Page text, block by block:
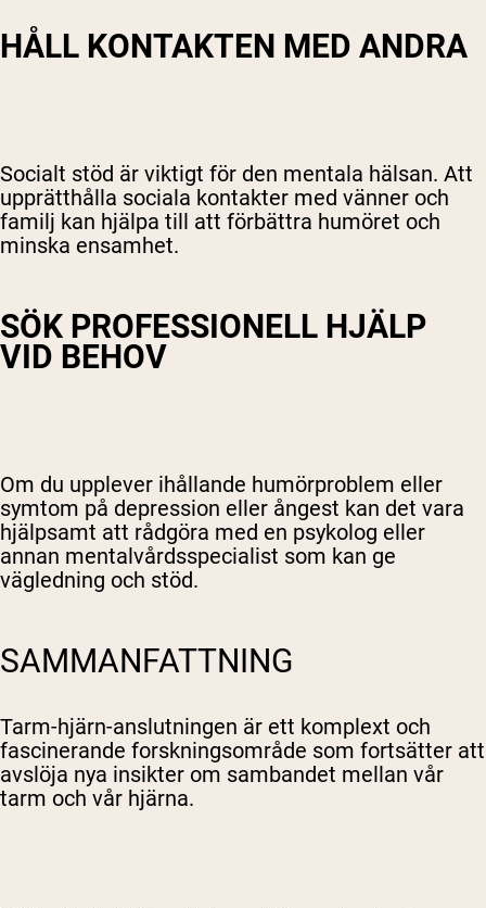
HÅLL KONTAKTEN MED ANDRA
Socialt stöd är viktigt för den mentala hälsan. Att
upprätthålla sociala kontakter med vänner och
familj kan hjälpa till att förbättra humöret och
minska ensamhet.
SÖK PROFESSIONELL HJÄLP
VID BEHOV
Om du upplever ihållande humörproblem eller
symtom på depression eller ångest kan det vara
hjälpsamt att rådgöra med en psykolog eller
annan mentalvårdsspecialist som kan ge
vägledning och stöd.
SAMMANFATTNING
Tarm-hjärn-anslutningen är ett komplext och
fascinerande forskningsområde som fortsätter att
avslöja nya insikter om sambandet mellan vår
tarm och vår hjärna.